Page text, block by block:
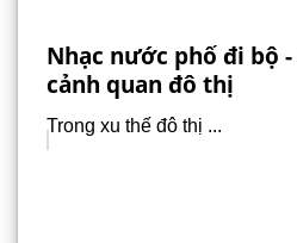
Nhạc nước phố đi bộ
cảnh quan đô thị
Trong xu thế đô thị ...